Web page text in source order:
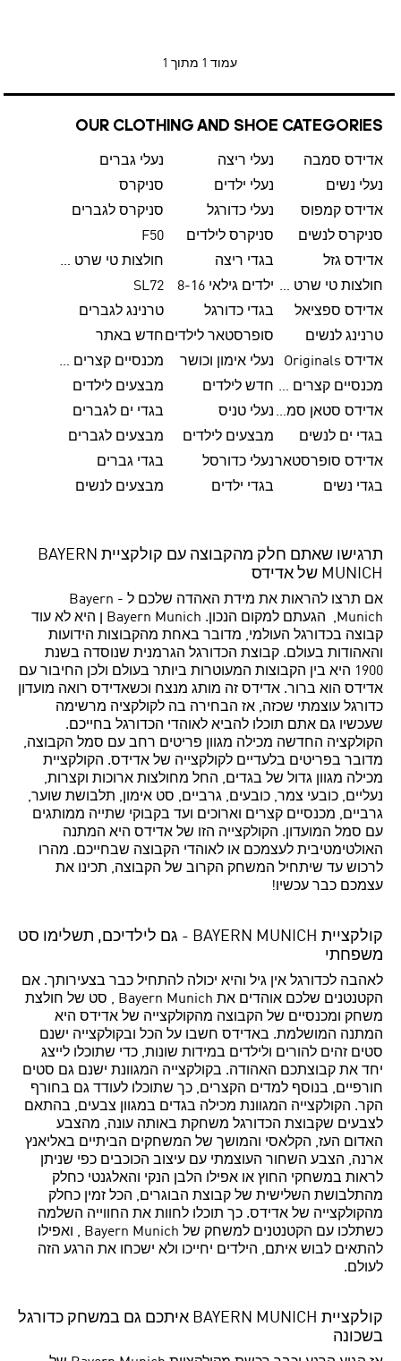
עמוד 1 מתוך 1
OUR CLOTHING AND SHOE CATEGORIES
אדידס סמבה נעלי ריצה
נעלי גברים
נעלי נשים
נעלי ילדים
סניקרס
אדידס קמפוס
נעלי כדורגל
סניקרס לגברים
סניקרס לנשים
סניקרס לילדים
F50
אדידס גזל
בגדי ריצה
חולצות טי שרט לגברים
חולצות טי שרט לנשים ילדים גילאי 8-16
SL72
אדידס ספציאל
בגדי כדורגל
טרנינג לגברים
טרנינג לנשים
סופרסטאר לילדים חדש באתר
אדידס Originals
נעלי אימון וכושר
מכנסיים קצרים לגברים
מכנסיים קצרים לנשים חדש לילדים
מבצעים לילדים
אדידס סטאן סמית' נעלי טניס
בגדי ים לגברים
בגדי ים לנשים
מבצעים לילדים
מבצעים לגברים
אדידס סופרסטארנעלי כדורסל
בגדי גברים
בגדי נשים
בגדי ילדים מבצעים לנשים
תרגישו שאתם חלק מהקבוצה עם קולקציית BAYERN
MUNICH של אדידס
אם תרצו להראות את מידת האהדה שלכם ל - Bayern
Munich, הגעתם למקום הנכון. Bayern Munich ן היא לא עוד
קבוצה בכדורגל העולמי, מדובר באחת מהקבוצות הידועות
והאהודות בעולם. קבוצת הכדורגל הגרמנית שנוסדה בשנת
1900 היא בין הקבוצות המעוטרות ביותר בעולם ולכן החיבור עם
אדידס הוא ברור. אדידס זה מותג מנצח וכשאדידס רואה מועדון
כדורגל עוצמתי שכזה, אז הבחירה בה לקולקציה מרשימה
שעכשיו גם אתם תוכלו להביא לאוהדי הכדורגל בחייכם.
הקולקציה החדשה מכילה מגוון פריטים רחב עם סמל הקבוצה,
מדובר בפריטים בלעדיים לקולקצייה של אדידס. הקולקציית
מכילה מגוון גדול של בגדים, החל מחולצות ארוכות וקצרות,
נעליים, כובעי צמר, כובעים, גרביים, סט אימון, תלבושת שוער,
גרביים, מכנסיים קצרים וארוכים ועד בקבוקי שתייה ממותגים
עם סמל המועדון. הקולקצייה הזו של אדידס היא המתנה
האולטימטיבית לעצמכם או לאוהדי הקבוצה שבחייכם. מהרו
לרכוש עד שיתחיל המשחק הקרוב של הקבוצה, תכינו את
עצמכם כבר עכשיו!
קולקציית BAYERN MUNICH - גם לילדיכם, תשלימו סט
משפחתי
לאהבה לכדורגל אין גיל והיא יכולה להתחיל כבר בצעירותך. אם
הקטנטנים שלכם אוהדים את Bayern Munich , סט של חולצת
משחק ומכנסיים של הקבוצה מהקולקצייה של אדידס היא
המתנה המושלמת. באדידס חשבו על הכל ובקולקצייה ישנם
סטים זהים להורים ולילדים במידות שונות, כדי שתוכלו לייצג
יחד את קבוצתכם האהודה. בקולקצייה המגוונת ישנם גם סטים
חורפיים, בנוסף למדים הקצרים, כך שתוכלו לעודד גם בחורף
הקר. הקולקצייה המגוונת מכילה בגדים במגוון צבעים, בהתאם
לצבעים שקבוצת הכדורגל משחקת באותה עונה, מהצבע
האדום העז, הקלאסי והמושך של המשחקים הביתיים באליאנץ
ארנה, הצבע השחור העוצמתי עם עיצוב הכוכבים כפי שניתן
לראות במשחקי החוץ או אפילו הלבן הנקי והאלגנטי כחלק
מהתלבושת השלישית של קבוצת הבוגרים, הכל זמין כחלק
מהקולקצייה של אדידס. כך תוכלו לחוות את החווייה השלמה
כשתלכו עם הקטנטנים למשחק של Bayern Munich , ואפילו
להתאים לבוש איתם, הילדים יחייכו ולא ישכחו את הרגע הזה
לעולם.
קולקציית BAYERN MUNICH איתכם גם במשחק כדורגל
בשכונה